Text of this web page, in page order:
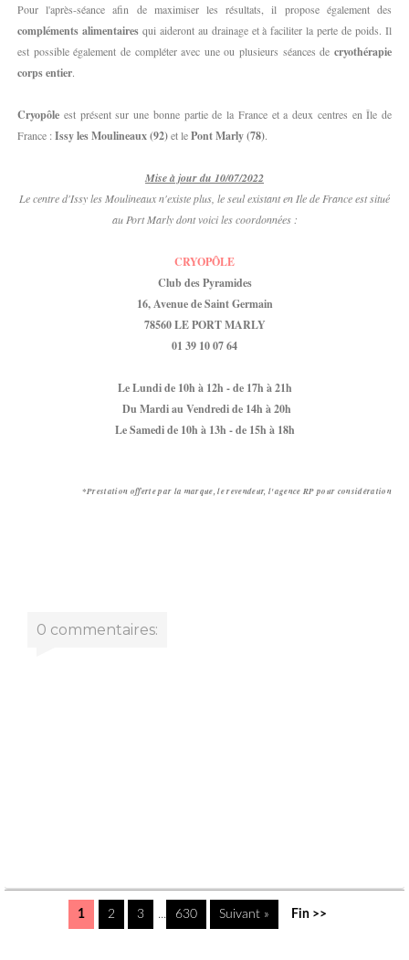
Pour l'après-séance afin de maximiser les résultats, il propose également des
compléments alimentairesqui aideront au drainage et à faciliter la perte de poids. Il
est possible également de compléter avec une ou plusieurs séances de cryothérapie
corps entier.
Cryopôle est présent sur une bonne partie de la France et a deux centres en Île de
France : Issy les Moulineaux (92)et lePont Marly (78).
Mise à jour du 10/07/2022
Le centre d'Issy les Moulineaux n'existe plus, le seul existant en Ile de France est situé
au Port Marly dont voici les coordonnées :
CRYOPÔLE
Club des Pyramides
16, Avenue de Saint Germain
78560 LE PORT MARLY
01 39 10 07 64
Le Lundi de 10h à 12h - de 17h à 21h
Du Mardi au Vendredi de 14h à 20h
Le Samedi de 10h à 13h - de 15h à 18h
*Prestation offerte par la marque, le revendeur, l'agence RP pour considération
0 commentaires:
1 2 3 ... 630 Suivant » Fin >>